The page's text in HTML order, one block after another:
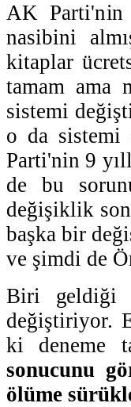
AK Parti'nin
nasibini
kitaplar
tamam ama
sistemi
o da sistemi
Parti'nin 9
de bu
değişiklik
başka bir
ve şimdi de
Biri geldiği
değiştiriyor.
ki deneme
sonucunu
ölüme